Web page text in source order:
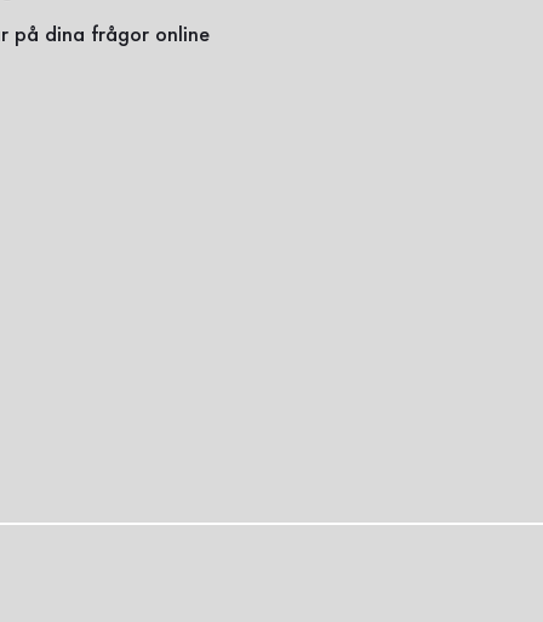
på dina frågor online